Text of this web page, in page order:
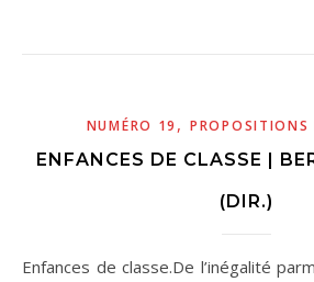
NUMÉRO 19 ,PROPOSITIONS
ENFANCES DE CLASSE |
(DIR.)
Enfances de classe.De l’inégalité parmi les enfants,Sous la